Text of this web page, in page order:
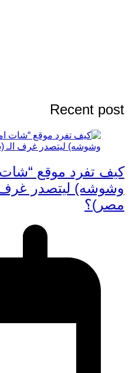
Recent post
كيف تفرد موقع
وشوشه) ليتصدر غرف
مصر)؟